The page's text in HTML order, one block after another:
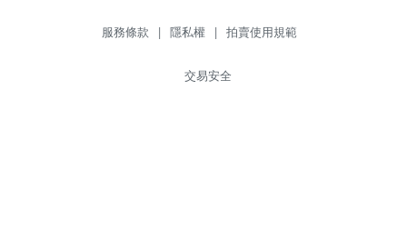
服務條款 | 隱私權 | 拍賣使用規範
交易安全